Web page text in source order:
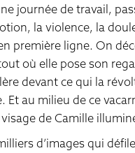
journée de travail,
la violence, la
première ligne. On
où elle pose son
devant ce qui la
Et au milieu de ce
de Camille
d’images qui